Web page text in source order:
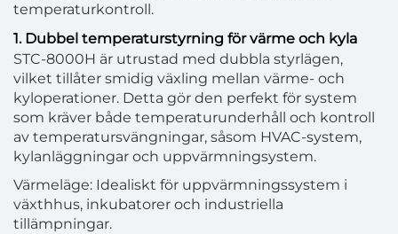
temperaturkontroll.
1. Dubbel temperaturstyrning för värme och kyla
STC-8000H är utrustad med dubbla styrlägen,
vilket tillåter smidig växling mellan värme- och
kyloperationer. Detta gör den perfekt för system
som kräver både temperaturunderhåll och kontroll
av temperatursvängningar, såsom HVAC-system,
kylanläggningar och uppvärmningsystem.
Värmeläge: Idealiskt för uppvärmningssystem i
växthhus, inkubatorer och industriella
tillämpningar.